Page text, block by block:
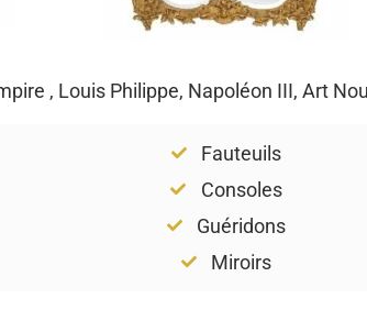
, Louis Philippe, Napoléon III, Art
Fauteuils
Consoles
Guéridons
Miroirs